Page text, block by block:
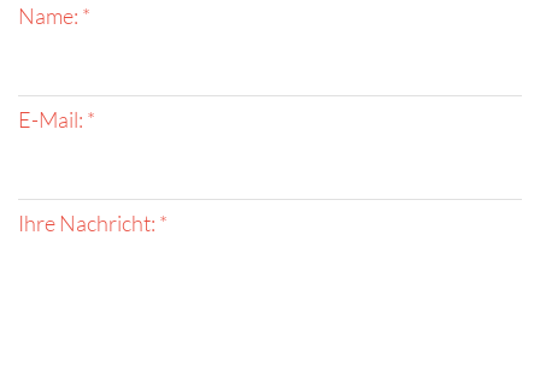
Name: *
E-Mail: *
Ihre Nachricht: *